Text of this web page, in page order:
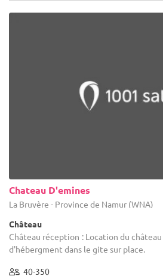
Chateau D'emines
La Bruyère - Province de Namur (WNA)
Château
Château réception : Location du
d'hébergment dans le gite sur place.
40-350